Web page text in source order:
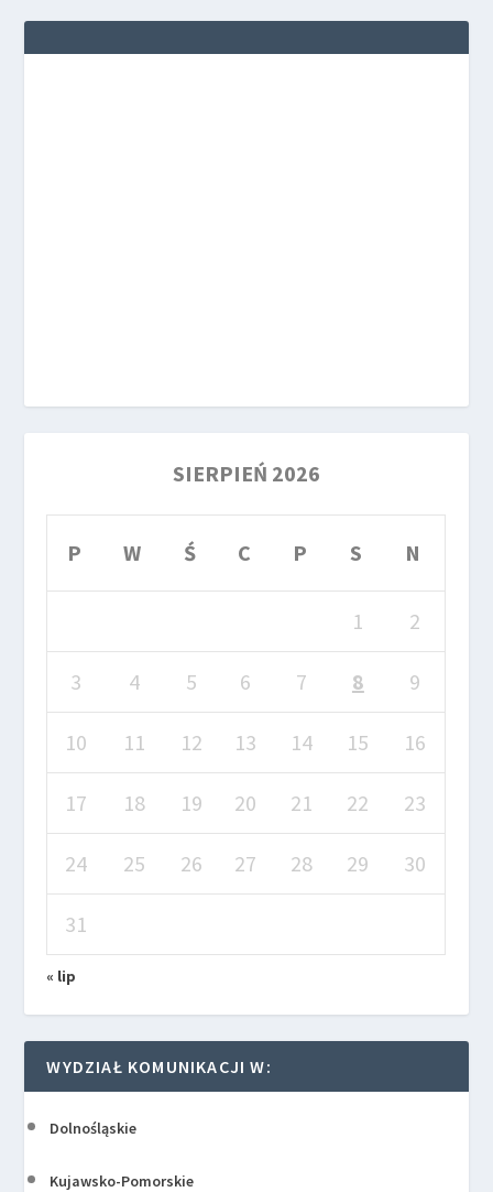
SIERPIEŃ 2026
P W Ś C P S N
1 2
3 4 5 6 7 8 9
10 11 12 13 14 15 16
17 18 19 20 21 22 23
24 25 26 27 28 29 30
31
« lip
WYDZIAŁ KOMUNIKACJI W:
Dolnośląskie
Kujawsko-Pomorskie